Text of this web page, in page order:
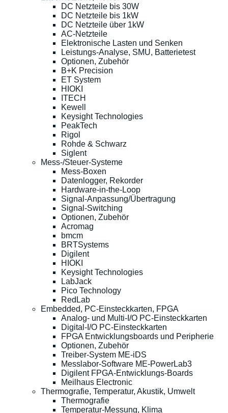
DC Netzteile bis 30W
DC Netzteile bis 1kW
DC Netzteile über 1kW
AC-Netzteile
Elektronische Lasten und Senken
Leistungs-Analyse, SMU, Batterietest
Optionen, Zubehör
B+K Precision
ET System
HIOKI
ITECH
Kewell
Keysight Technologies
PeakTech
Rigol
Rohde & Schwarz
Siglent
Mess-/Steuer-Systeme
Mess-Boxen
Datenlogger, Rekorder
Hardware-in-the-Loop
Signal-Anpassung/Übertragung
Signal-Switching
Optionen, Zubehör
Acromag
bmcm
BRTSystems
Digilent
HIOKI
Keysight Technologies
LabJack
Pico Technology
RedLab
Embedded, PC-Einsteckkarten, FPGA
Analog- und Multi-I/O PC-Einsteckkarten
Digital-I/O PC-Einsteckkarten
FPGA Entwicklungsboards und Peripherie
Optionen, Zubehör
Treiber-System ME-iDS
Messlabor-Software ME-PowerLab3
Digilent FPGA-Entwicklungs-Boards
Meilhaus Electronic
Thermografie, Temperatur, Akustik, Umwelt
Thermografie
Temperatur-Messung, Klima